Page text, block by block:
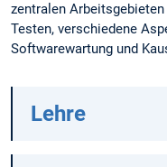
zentralen
Testen, verschiedene
Softwarewartung und
Lehre